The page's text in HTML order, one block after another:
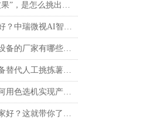
奶茶店爆款“黄皮果”，是怎么挑出来的?答案藏在这台AI色选机里
薯条色选机哪家好？中瑞微视AI智能分选解决方案
做玫瑰花瓣分选设备的厂家有哪些？哪家技术比较成熟？
有没有自动化设备替代人工挑拣薯条？中瑞微视AI色选机给出高效解决方案
食品厂必看：如何用色选机实现产线无缝融合
肉松分选厂家哪家好？这就带你了解中瑞微视智能分选的真正实力